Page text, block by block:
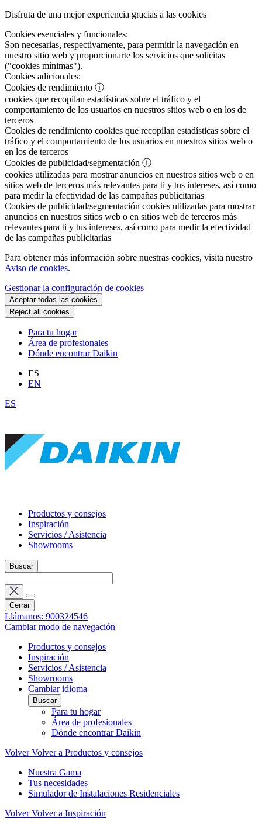
Disfruta de una mejor experiencia gracias a las cookies
Cookies esenciales y funcionales:
Son necesarias, respectivamente, para permitir la navegación en
nuestro sitio web y proporcionarte los servicios que solicitas
("cookies mínimas").
Cookies adicionales:
Cookies de rendimiento ⓘ
cookies que recopilan estadísticas sobre el tráfico y el
comportamiento de los usuarios en nuestros sitios web o en los de
terceros
Cookies de rendimiento cookies que recopilan estadísticas sobre el
tráfico y el comportamiento de los usuarios en nuestros sitios web o
en los de terceros
Cookies de publicidad/segmentación ⓘ
cookies utilizadas para mostrar anuncios en nuestros sitios web o en
sitios web de terceros más relevantes para ti y tus intereses, así como
para medir la efectividad de las campañas publicitarias
Cookies de publicidad/segmentación cookies utilizadas para mostrar
anuncios en nuestros sitios web o en sitios web de terceros más
relevantes para ti y tus intereses, así como para medir la efectividad
de las campañas publicitarias
Para obtener más información sobre nuestras cookies, visita nuestro
Aviso de cookies.
Gestionar la configuración de cookies
Aceptar todas las cookies
Reject all cookies
Para tu hogar
Área de profesionales
Dónde encontrar Daikin
ES
EN
ES
Productos y consejos
Inspiración
Servicios / Asistencia
Showrooms
Buscar
Cerrar
Llámanos: 900324546
Cambiar modo de navegación
Productos y consejos
Inspiración
Servicios / Asistencia
Showrooms
Cambiar idioma
Buscar
Para tu hogar
Área de profesionales
Dónde encontrar Daikin
Volver Volver a Productos y consejos
Nuestra Gama
Tus necesidades
Simulador de Instalaciones Residenciales
Volver Volver a Inspiración